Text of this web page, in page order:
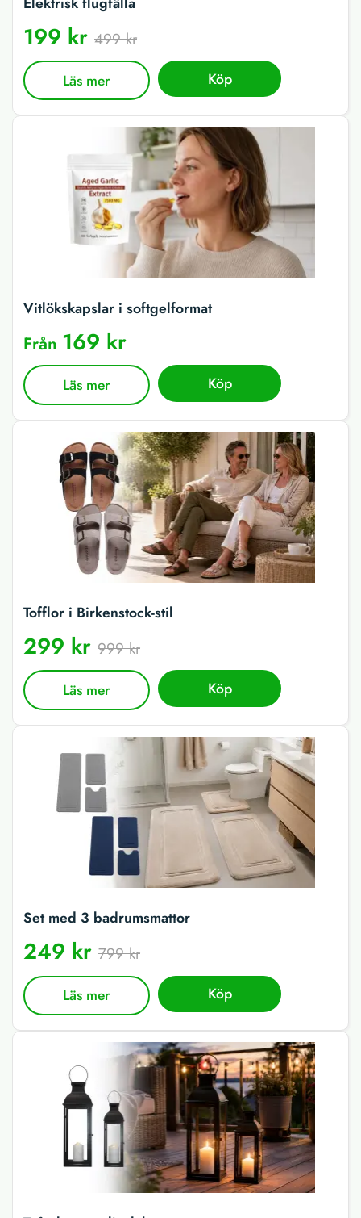
199 kr 499 kr
Läs mer Köp
Vitlökskapslar i softgelformat
Från 169 kr
Läs mer Köp
Tofflor i Birkenstock-stil
299 kr 999 kr
Läs mer Köp
Set med 3 badrumsmattor
249 kr 799 kr
Läs mer Köp